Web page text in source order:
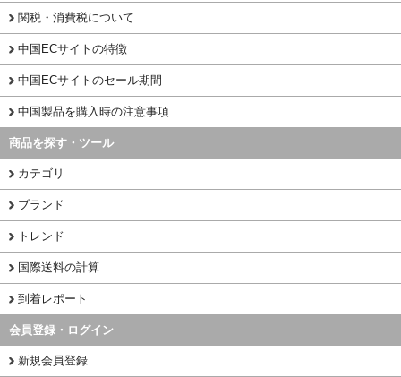
関税・消費税について
中国ECサイトの特徴
中国ECサイトのセール期間
中国製品を購入時の注意事項
商品を探す・ツール
カテゴリ
ブランド
トレンド
国際送料の計算
到着レポート
会員登録・ログイン
新規会員登録